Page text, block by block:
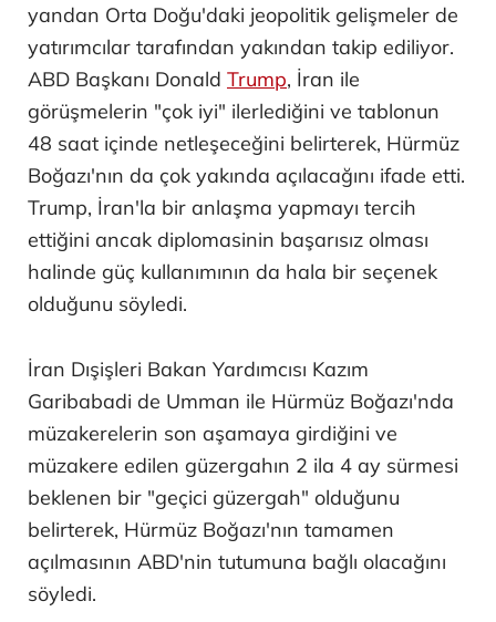
yandan Orta Doğu'daki jeopolitik gelişmeler de
yatırımcılar tarafından yakından takip ediliyor.
ABD Başkanı Donald Trump, İran ile
görüşmelerin "çok iyi" ilerlediğini ve tablonun
48 saat içinde netleşeceğini belirterek, Hürmüz
Boğazı'nın da çok yakında açılacağını ifade etti.
Trump, İran'la bir anlaşma yapmayı tercih
ettiğini ancak diplomasinin başarısız olması
halinde güç kullanımının da hala bir seçenek
olduğunu söyledi.
İran Dışişleri Bakan Yardımcısı Kazım
Garibabadi de Umman ile Hürmüz Boğazı'nda
müzakerelerin son aşamaya girdiğini ve
müzakere edilen güzergahın 2 ila 4 ay sürmesi
beklenen bir "geçici güzergah" olduğunu
belirterek, Hürmüz Boğazı'nın tamamen
açılmasının ABD'nin tutumuna bağlı olacağını
söyledi.